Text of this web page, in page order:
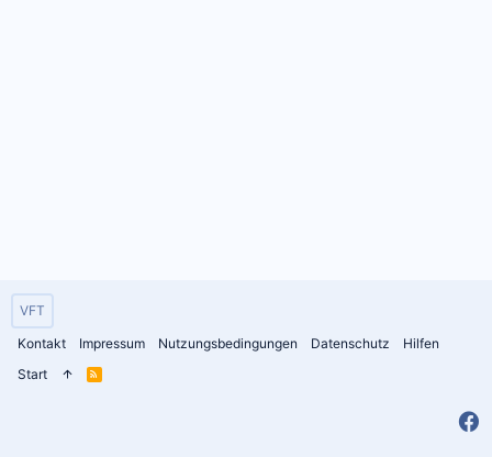
VFT
Kontakt
Impressum Nutzungsbedingungen Datenschutz
Hilfen
Start
R